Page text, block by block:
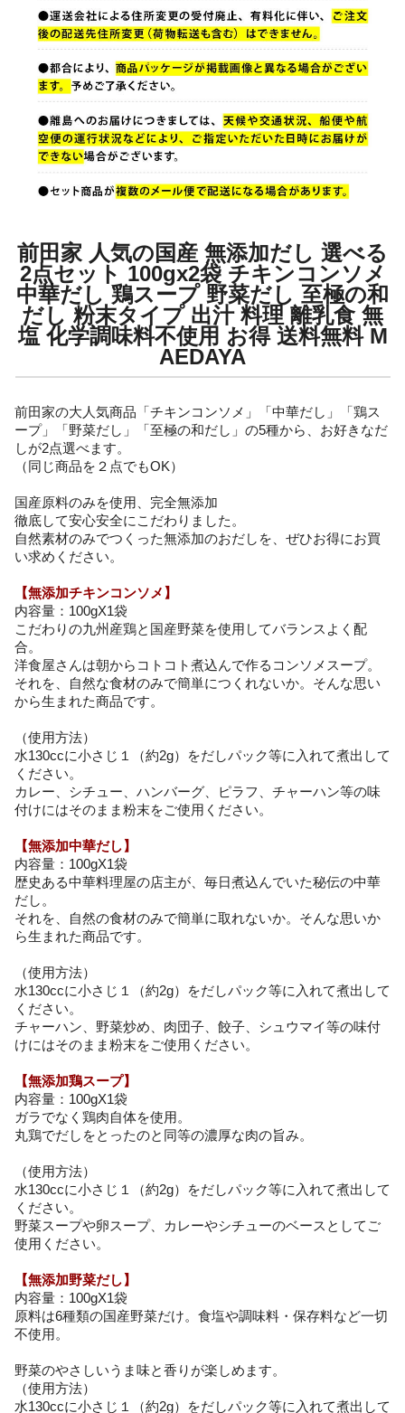
前田家 人気の国産 無添加だし 選べる
2点セット 100gx2袋 チキンコンソメ
中華だし 鶏スープ 野菜だし 至極の和
だし 粉末タイプ 出汁 料理 離乳食 無
塩 化学調味料不使用 お得 送料無料 M
AEDAYA
前田家の大人気商品「チキンコンソメ」「中華だし」「鶏ス
ープ」「野菜だし」「至極の和だし」の5種から、お好きなだ
しが2点選べます。
（同じ商品を２点でもOK）
国産原料のみを使用、完全無添加
徹底して安心安全にこだわりました。
自然素材のみでつくった無添加のおだしを、ぜひお得にお買
い求めください。
【無添加チキンコンソメ】
内容量：100gX1袋
こだわりの九州産鶏と国産野菜を使用してバランスよく配
合。
洋食屋さんは朝からコトコト煮込んで作るコンソメスープ。
それを、自然な食材のみで簡単につくれないか。そんな思い
から生まれた商品です。
（使用方法）
水130ccに小さじ１（約2g）をだしパック等に入れて煮出して
ください。
カレー、シチュー、ハンバーグ、ピラフ、チャーハン等の味
付けにはそのまま粉末をご使用ください。
【無添加中華だし】
内容量：100gX1袋
歴史ある中華料理屋の店主が、毎日煮込んでいた秘伝の中華
だし。
それを、自然の食材のみで簡単に取れないか。そんな思いか
ら生まれた商品です。
（使用方法）
水130ccに小さじ１（約2g）をだしパック等に入れて煮出して
ください。
チャーハン、野菜炒め、肉団子、餃子、シュウマイ等の味付
けにはそのまま粉末をご使用ください。
【無添加鶏スープ】
内容量：100gX1袋
ガラでなく鶏肉自体を使用。
丸鶏でだしをとったのと同等の濃厚な肉の旨み。
（使用方法）
水130ccに小さじ１（約2g）をだしパック等に入れて煮出して
ください。
野菜スープや卵スープ、カレーやシチューのベースとしてご
使用ください。
【無添加野菜だし】
内容量：100gX1袋
原料は6種類の国産野菜だけ。食塩や調味料・保存料など一切
不使用。
野菜のやさしいうま味と香りが楽しめます。
（使用方法）
水130ccに小さじ１（約2g）をだしパック等に入れて煮出して